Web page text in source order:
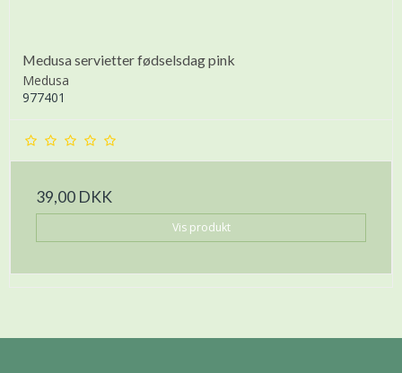
Medusa servietter fødselsdag pink
Medusa
977401
39,00 DKK
Vis produkt